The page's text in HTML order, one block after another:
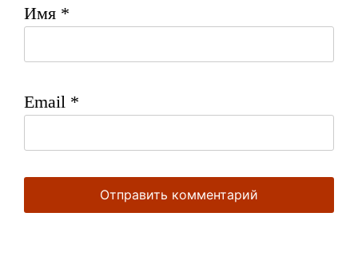
Имя *
Email *